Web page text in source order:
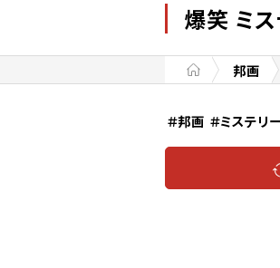
爆笑 ミ
邦画
＃邦画 ＃ミステリー